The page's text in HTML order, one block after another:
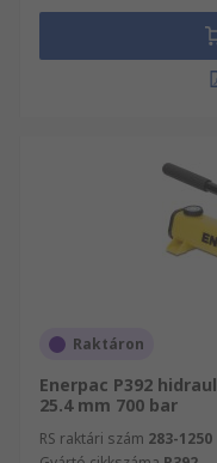
Raktáron
Enerpac P392
25.4 mm 700 bar
RS raktári szám 283-1250